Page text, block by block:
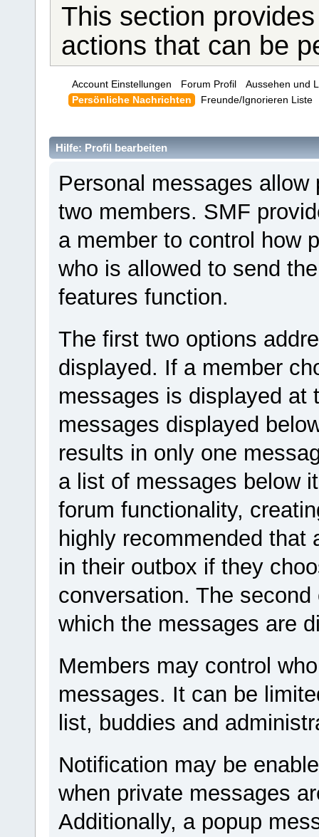
This section
actions that can be
Account Einstellungen Forum Profil
Aussehen und
Persönliche Nachrichten
Freunde/Ignorieren Liste
Hilfe: Profil bearbeiten
Personal messages
two members. SMF
a member to control how
who is allowed to send
features function.
The first two options
displayed. If a member
messages is displayed at
messages displayed
results in only one
a list of messages below
forum functionality,
highly recommended that
in their outbox if they
conversation. The
which the messages are
Members may control
messages. It can be
list, buddies and
Notification may be
when private messages
Additionally, a popup